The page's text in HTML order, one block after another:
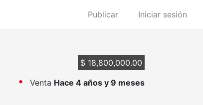
Publicar Iniciar sesión
$ 18,800,000.00
Venta Hace 4 años y 9 meses